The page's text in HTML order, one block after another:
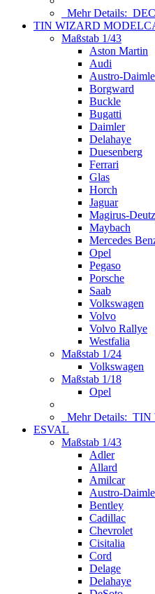
Mehr Details:
TIN WIZARD
Maßstab 1/43
Aston Martin
Audi
Austro-
Borgward
Buckle
Bugatti
Daimler
Delahaye
Duesenberg
Ferrari
Glas
Horch
Jaguar
Magirus-Deutz
Maybach
Mercedes
Opel
Pegaso
Porsche
Saab
Volkswagen
Volvo
Volvo Rallye
Westfalia
Maßstab 1/24
Volkswagen
Maßstab 1/18
Opel
Mehr Details: TIN
ESVAL
Maßstab 1/43
Adler
Allard
Amilcar
Austro-
Bentley
Cadillac
Chevrolet
Cisitalia
Cord
Delage
Delahaye